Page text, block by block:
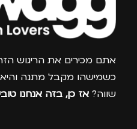
אתם מכירים את הריגוש
כשמישהו מקבל מתנה והיא
שווה? אז כן, בזה אנחנו